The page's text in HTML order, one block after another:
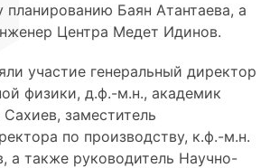
планированию Баян Атантаева, а
Центра Медет Идинов.
участие генеральный директор
физики, д.ф.-м.н., академик
заместитель
по производству, к.ф.-м.н.
а также руководитель Научно-